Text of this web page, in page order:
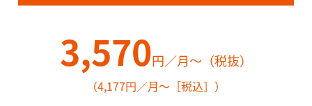
3,570円／月～（税抜）
（4,177円／月～［税込］）